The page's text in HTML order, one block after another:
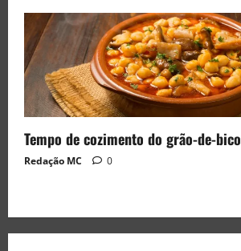
Tempo de cozimento do grão-de-bico
Redação MC 0